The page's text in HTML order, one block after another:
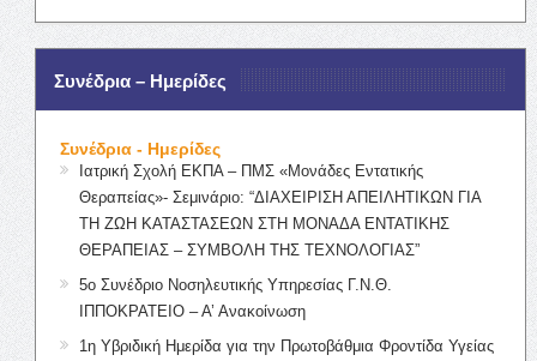
Συνέδρια – Ημερίδες
Συνέδρια - Ημερίδες
Ιατρική Σχολή ΕΚΠΑ – ΠΜΣ «Μονάδες Εντατικής
Θεραπείας»- Σεμινάριο: “ΔΙΑΧΕΙΡΙΣΗ ΑΠΕΙΛΗΤΙΚΩΝ ΓΙΑ
ΤΗ ΖΩΗ ΚΑΤΑΣΤΑΣΕΩΝ ΣΤΗ ΜΟΝΑΔΑ ΕΝΤΑΤΙΚΗΣ
ΘΕΡΑΠΕΙΑΣ – ΣΥΜΒΟΛΗ ΤΗΣ ΤΕΧΝΟΛΟΓΙΑΣ”
5ο Συνέδριο Νοσηλευτικής Υπηρεσίας Γ.Ν.Θ.
ΙΠΠΟΚΡΑΤΕΙΟ – Α’ Ανακοίνωση
1η Υβριδική Ημερίδα για την Πρωτοβάθμια Φροντίδα Υγείας